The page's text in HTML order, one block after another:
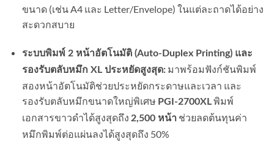
ขนาด (เช่น A4 และ Letter/Envelope) ในแต่ละถาดได้อย่าง
สะดวกสบาย
ระบบพิมพ์ 2 หน้าอัตโนมัติ (Auto-Duplex Printing) และ
รองรับตลับหมึก XL ประหยัดสูงสุด:มาพร้อมฟังก์ชันพิมพ์
สองหน้าอัตโนมัติช่วยประหยัดกระดาษและเวลา และ
รองรับตลับหมึกขนาดใหญ่พิเศษ PGI-2700XL พิมพ์
เอกสารขาวดำได้สูงสุดถึง 2,500 หน้า ช่วยลดต้นทุนค่า
หมึกพิมพ์ต่อแผ่นลงได้สูงสุดถึง 50%